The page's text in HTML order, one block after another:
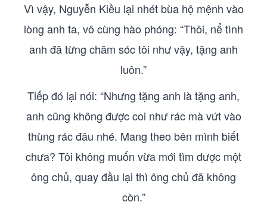
Vì vậy, Nguyễn Kiều lại nhét bùa hộ mệnh vào
lòng anh ta, vô cùng hào phóng: “Thôi, nể tình
anh đã từng chăm sóc tôi như vậy, tặng anh
luôn.”
Tiếp đó lại nói: “Nhưng tặng anh là tặng anh,
anh cũng không được coi như rác mà vứt vào
thùng rác đâu nhé. Mang theo bên mình biết
chưa? Tôi không muốn vừa mới tìm được một
ông chủ, quay đầu lại thì ông chủ đã không
còn.”